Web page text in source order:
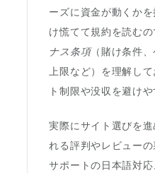
ーズに資金が動くか
け慌てて規約を読む
ナス条項（賭け条件
上限など）を理解し
ト制限や没収を避けや
実際にサイト選びを
れる評判やレビューの
サポートの日本語対